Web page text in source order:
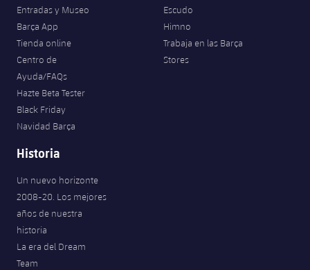
Fotos
VALORANT Game Changers
eFootball
Entradas y Museo
Barça App
Tienda online
Centro de
Ayuda/FAQs
Hazte Beta Tester
Black Friday
Navidad Barça
Escudo
Himno
Trabaja en las Barça
Stores
Historia
Un nuevo horizonte
2008-20. Los mejores
años de nuestra
historia
La era del Dream
Team